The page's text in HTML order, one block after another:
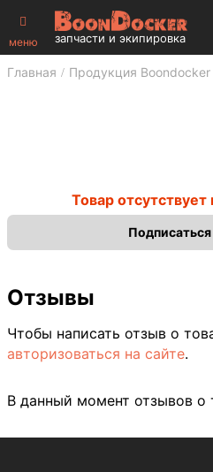
меню запчасти и экипировка
Главная Продукция Boondocker
Товар отсутствует
Подписаться
Отзывы
Чтобы написать отзыв о
авторизоваться на сайте.
В данный момент отзывов о